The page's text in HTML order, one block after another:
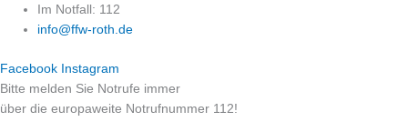
Zum
Inhalt
Im Notfall: 112
info@ffw-roth.de
Facebook Instagram
Bitte melden Sie Notrufe immer
über die europaweite Notrufnummer 112!